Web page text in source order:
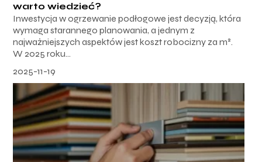
warto wiedzieć?
Inwestycja w ogrzewanie podłogowe jest decyzją, która
wymaga starannego planowania, a jednym z
najważniejszych aspektów jest koszt robocizny za m².
W 2025 roku...
2025-11-19